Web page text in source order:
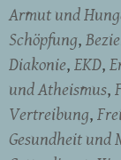
Armut und
Schöpfung
Diakonie EKD
und Atheismus
Vertreibung
Gesundheit und